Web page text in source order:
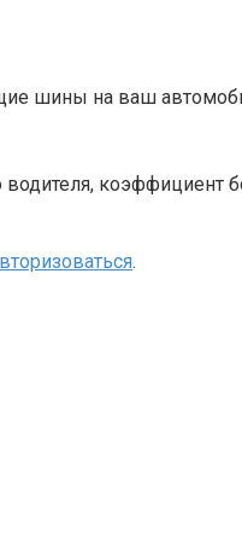
шины на ваш
коэффициент
.